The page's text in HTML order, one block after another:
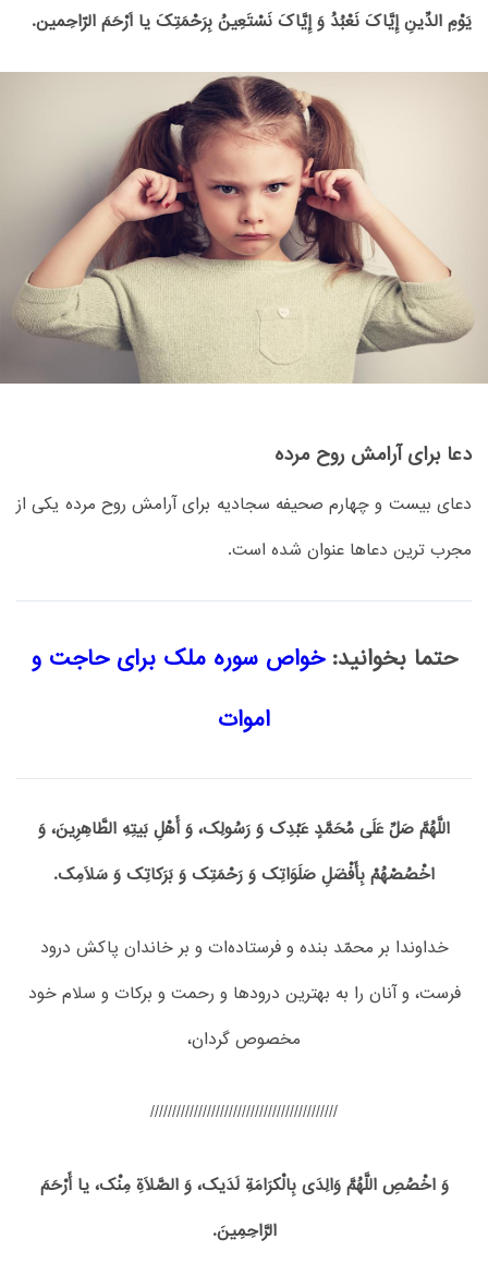
یَوْمِ‏ الدِّینِ‏ إِیَّاکَ‏ نَعْبُدُ وَ إِیَّاکَ‏ نَسْتَعِینُ‏ بِرَحْمَتِکَ یا اَرْحَمَ الرّاحِمین.
دعا برای آرامش روح مرده
دعای بیست و چهارم صحیفه سجادیه برای آرامش روح مرده یکی از
مجرب ترین دعاها عنوان شده است.
حتما بخوانید:خواص سوره ملک برای حاجت و
اموات
اللَّهُمَّ صَلِّ عَلَی مُحَمَّدٍ عَبْدِک وَ رَسُولِک، وَ أَهْلِ بَیتِهِ الطَّاهِرِینَ، وَ
اخْصُصْهُمْ بِأَفْضَلِ صَلَوَاتِک وَ رَحْمَتِک وَ بَرَکاتِک وَ سَلَامِک.
خداوندا بر محمّد بنده و فرستاده‌ات و بر خاندان پاکش درود
فرست، و آنان را به بهترین درود‌ها و رحمت و برکات و سلام خود
مخصوص گردان،
///////////////////////////////////////////
وَ اخْصُصِ اللَّهُمَّ وَالِدَی بِالْکرَامَةِ لَدَیک، وَ الصَّلَاةِ مِنْک، یا أَرْحَمَ
الرَّاحِمِینَ.